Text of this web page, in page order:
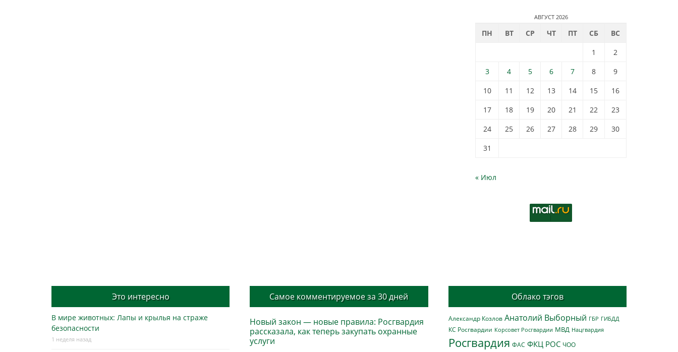
АВГУСТ 2026
ПН ВТ СР ЧТ ПТ СБ
ВС
1
2
3
4 5 6 7 8
9
10
11 12 13 14 15
16
17
18 19 20 21 22
23
24
25 26 27 28 29
30
31
« Июл
Это интересно
В мире животных: Лапы и крылья на страже
безопасности
1 неделя назад
Самое комментируемое за 30 дней
Новый закон — новые правила: Росгвардия
рассказала, как теперь закупать охранные
услуги
Облако тэгов
Александр Козлов Анатолий Выборный ГБР ГИБДД
КС Росгвардии Корсовет Росгвардии МВД Нацгвардия
Росгвардия ФАС ФКЦ РОС ЧОО